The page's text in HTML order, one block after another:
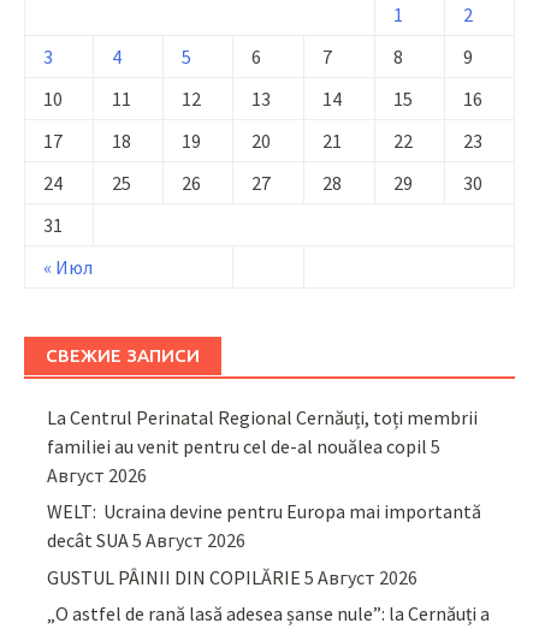
« Июл
1
2
3
4 5 6 7 8
9
10
11 12 13 14 15
16
17
18 19 20 21 22
23
24
25 26 27 28 29
30
31
СВЕЖИЕ ЗАПИСИ
La Centrul Perinatal Regional Cernăuți, toți membrii
familiei au venit pentru cel de-al nouălea copil 5
Август 2026
WELT: Ucraina devine pentru Europa mai importantă
decât SUA5 Август 2026
GUSTUL PÂINII DIN COPILĂRIE 5 Август 2026
„O astfel de rană lasă adesea șanse nule”: la Cernăuți a